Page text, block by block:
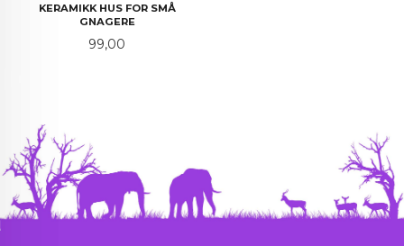
KERAMIKK HUS FOR SMÅ
GNAGERE
Pris
99,00